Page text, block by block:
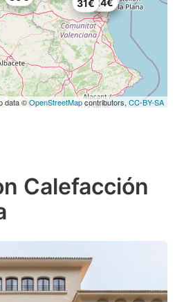
24€
31€
data ©OpenStreetMapcontributors, CC-BY-SA
Calefacción